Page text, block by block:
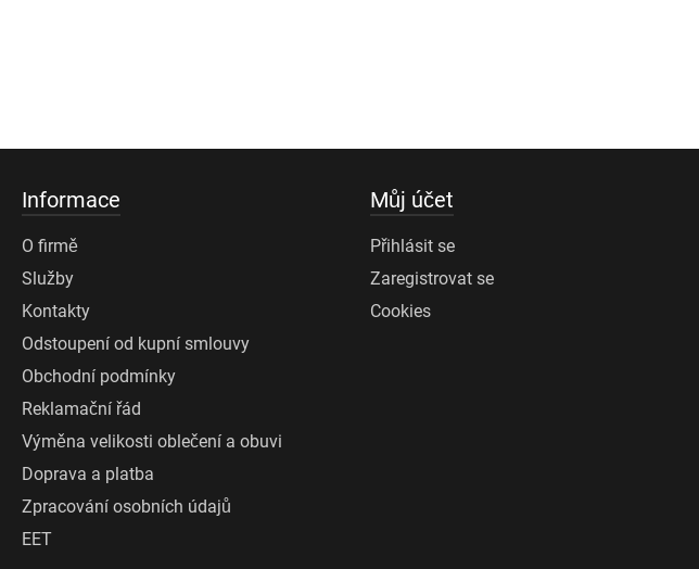
Informace
O firmě
Služby
Kontakty
Odstoupení od kupní smlouvy
Obchodní podmínky
Reklamační řád
Výměna velikosti oblečení a obuvi
Doprava a platba
Zpracování osobních údajů
EET
Můj účet
Přihlásit se
Zaregistrovat se
Cookies